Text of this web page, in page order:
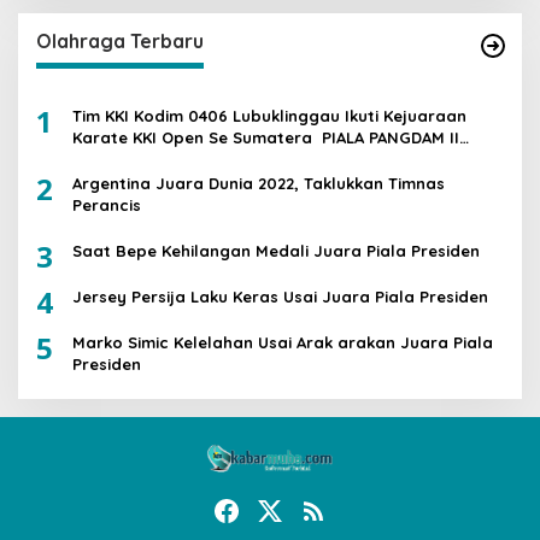
Olahraga Terbaru
1
Tim KKI Kodim 0406 Lubuklinggau Ikuti Kejuaraan
Karate KKI Open Se Sumatera PIALA PANGDAM II
2
Argentina Juara Dunia 2022, Taklukkan Timnas
Perancis
3 Saat Bepe Kehilangan Medali Juara Piala Presiden
4 Jersey Persija Laku Keras Usai Juara Piala Presiden
5
Marko Simic Kelelahan Usai Arak arakan Juara Piala
Presiden